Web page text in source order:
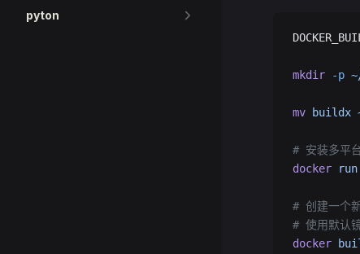
pyton
mkdir -p
mv buildx
# 安装多平
docker run
# 创建一个
# 使用默认
docker